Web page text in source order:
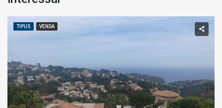
TIPUS VENDA